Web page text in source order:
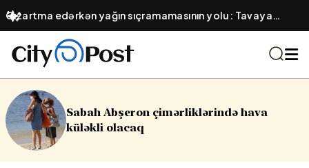
Qızartma edərkən yağın sıçramamasının yolu: Tavaya
atılacaq 1 çimdik maddə
Sabah Abşeron çimərliklərində hava
küləkli olacaq